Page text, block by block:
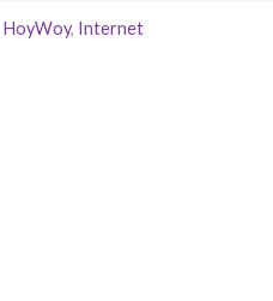
HoyWoy, Internet